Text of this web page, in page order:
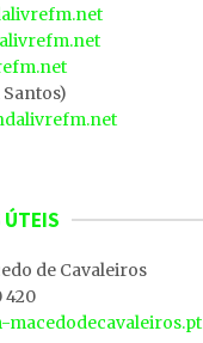
ÚTEIS
de Cavaleiros
420
macedodecavaleiros.pt